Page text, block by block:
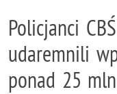
Policjanci
udaremnili
ponad 25